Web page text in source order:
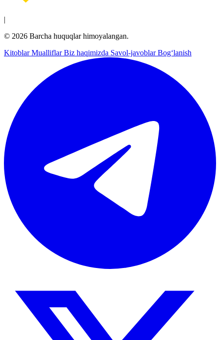
|
© 2026 Barcha huquqlar himoyalangan.
KitoblarMualliflarBiz haqimizda Savol-javoblarBog‘lanish